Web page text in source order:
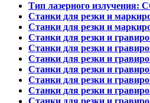
Тип лазерного излучения:
Станки для резки и
Станки для резки и
Станки для резки и
Станки для резки и
Станки для резки и
Станки для резки и
Станки для резки и
Станки для резки и